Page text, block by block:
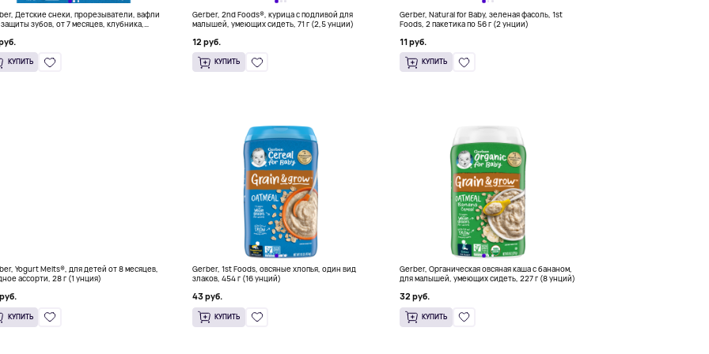
Детские снеки, прорезыватели, вафли
зубов, от 7 месяцев, клубника,
упаковке, по 2 вафли
КУПИТЬ
Gerber, 2nd Foods®, курица с подливой для
малышей, умеющих сидеть, 71 г (2,5 унции)
12 руб.
КУПИТЬ
Gerber, Natural for Baby, зеленая фасоль, 1st
Foods, 2 пакетика по 56 г (2 унции)
11 руб.
КУПИТЬ
Yogurt Melts®, для детей от 8 месяцев,
ассорти, 28 г (1 унция)
КУПИТЬ
Gerber, 1st Foods, овсяные хлопья, один вид
злаков, 454 г (16 унций)
43 руб.
КУПИТЬ
Gerber, Органическая овсяная каша с бананом,
для малышей, умеющих сидеть, 227 г (8 унций)
32 руб.
КУПИТЬ